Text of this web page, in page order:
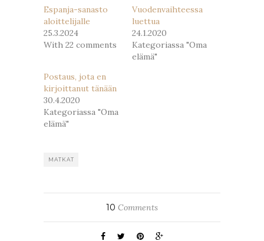
Espanja-sanasto
aloittelijalle
25.3.2024
With 22 comments
Vuodenvaihteessa
luettua
24.1.2020
Kategoriassa "Oma
elämä"
Postaus, jota en
kirjoittanut tänään
30.4.2020
Kategoriassa "Oma
elämä"
MATKAT
10 Comments